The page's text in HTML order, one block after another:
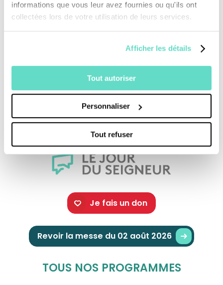
informations que vous leur avez fournies ou qu'ils ont
collectées lors de votre utilisation de leurs services.
Afficher les détails
Tout autoriser
Personnaliser
Tout refuser
et culturelles et l’aventure collective qui les
Une production :CFRT/ DECOUPAGES
Je fais un don
Revoir la messe du 02 août 2026
TOUS NOS PROGRAMMES